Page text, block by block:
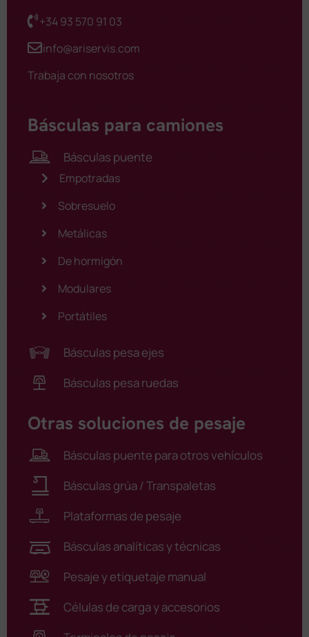
+34 93 570 91 03
info@ariservis.com
Trabaja con nosotros
Básculas para camiones
Básculas puente
Empotradas
Sobresuelo
Metálicas
De hormigón
Modulares
Portátiles
Básculas pesa ejes
Básculas pesa ruedas
Otras soluciones de pesaje
Básculas puente para otros vehículos
Básculas grúa / Transpaletas
Plataformas de pesaje
Básculas analíticas y técnicas
Pesaje y etiquetaje manual
Células de carga y accesorios